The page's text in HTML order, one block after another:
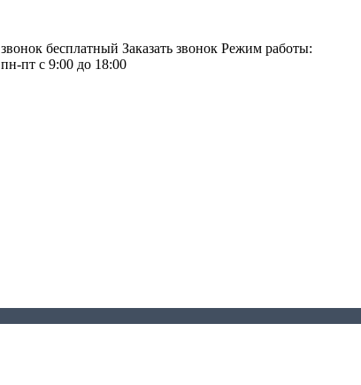
звонок бесплатный Заказать звонок Режим работы:
пн-пт с 9:00 до 18:00